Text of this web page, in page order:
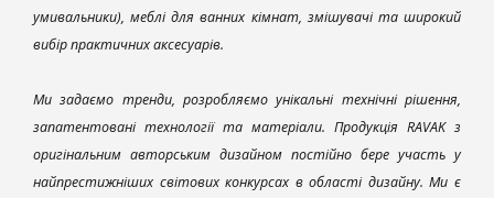
умивальники), меблі для ванних кімнат, змішувачі та широкий
вибір практичних аксесуарів.
Ми задаємо тренди, розробляємо унікальні технічні рішення,
запатентовані технології та матеріали. Продукція RAVAK з
оригінальним авторським дизайном постійно бере участь у
найпрестижніших світових конкурсах в області дизайну. Ми є